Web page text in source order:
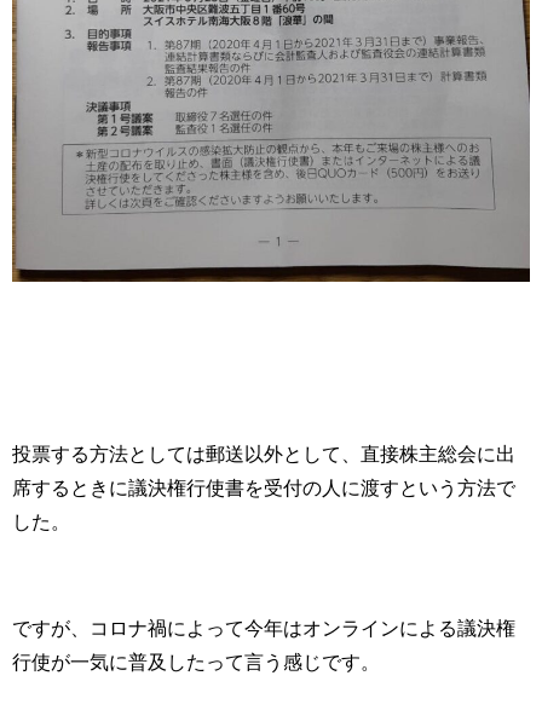
投票する方法としては郵送以外として、直接株主総会に出
席するときに議決権行使書を受付の人に渡すという方法で
した。
ですが、コロナ禍によって今年はオンラインによる議決権
行使が一気に普及したって言う感じです。